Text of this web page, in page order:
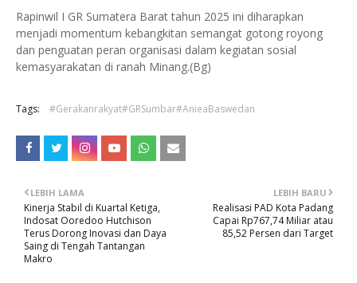
Rapinwil I GR Sumatera Barat tahun 2025 ini diharapkan
menjadi momentum kebangkitan semangat gotong royong
dan penguatan peran organisasi dalam kegiatan sosial
kemasyarakatan di ranah Minang.(Bg)
Tags: #Gerakanrakyat#GRSumbar#AnieaBaswedan
LEBIH BARU
Realisasi PAD Kota Padang
Capai Rp767,74 Miliar atau
85,52 Persen dari Target
LEBIH LAMA
Kinerja Stabil di Kuartal Ketiga,
Indosat Ooredoo Hutchison
Terus Dorong Inovasi dan Daya
Saing di Tengah Tantangan
Makro